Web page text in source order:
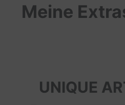
Meine
UNIQUE